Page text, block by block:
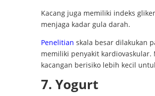
Kacang juga memiliki indeks
menjaga kadar gula darah.
Penelitian skala besar dilakukan
memiliki penyakit kardiovaskular.
kacangan berisiko lebih kecil
7. Yogurt